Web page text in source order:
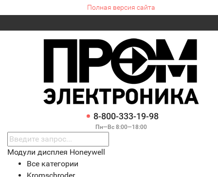
Полная версия сайта
8-800-333-19-98
Пн—Вс 8:00—18:00
Модули дисплея Honeywell
Все категории